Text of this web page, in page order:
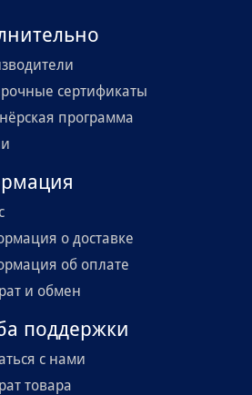
сертификаты
программа
о доставке
об оплате
и обмен
поддержки
с нами
товара